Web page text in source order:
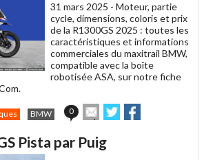
31 mars 2025 - Moteur, partie
cycle, dimensions, coloris et prix
de la R1300GS 2025 : toutes les
caractéristiques et informations
commerciales du maxitrail BMW,
compatible avec la boîte
robotisée ASA, sur notre fiche
BMW 0
Envoyer
cet
à
Partager
sur sur
Pista par Puig